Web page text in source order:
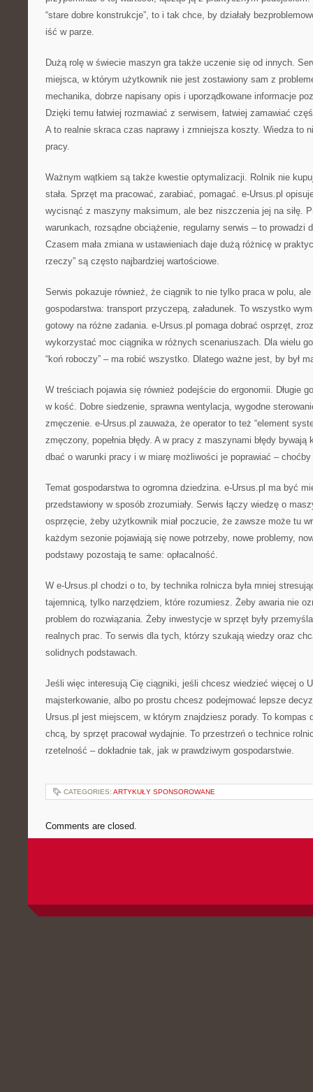
“stare dobre konstrukcje”, to i tak chce, by działały
iść w parze.
Dużą rolę w świecie maszyn gra także uczenie się od innych.
miejsca, w którym użytkownik nie jest zostawiony sam z
mechanika, dobrze napisany opis i uporządkowane informacje
Dzięki temu łatwiej rozmawiać z serwisem, łatwiej zamawiać
A to realnie skraca czas naprawy i zmniejsza koszty. Wiedza to
pracy.
Ważnym wątkiem są także kwestie optymalizacji. Rolnik nie
stała. Sprzęt ma pracować, zarabiać, pomagać. e-Ursus.pl
wycisnąć z maszyny maksimum, ale bez niszczenia jej na siłę.
warunkach, rozsądne obciążenie, regularny serwis – to prowadzi
Czasem mała zmiana w ustawieniach daje dużą różnicę w
rzeczy” są często najbardziej wartościowe.
Serwis pokazuje również, że ciągnik to nie tylko praca w polu, ale
gospodarstwa: transport przyczepą, załadunek. To wszystko
gotowy na różne zadania. e-Ursus.pl pomaga dobrać osprzęt,
wykorzystać moc ciągnika w różnych scenariuszach. Dla wielu
“koń roboczy” – ma robić wszystko. Dlatego ważne jest, by był
W treściach pojawia się również podejście do ergonomii. Długie
w kość. Dobre siedzenie, sprawna wentylacja, wygodne
zmęczenie. e-Ursus.pl zauważa, że operator to też “element
zmęczony, popełnia błędy. A w pracy z maszynami błędy
dbać o warunki pracy i w miarę możliwości je poprawiać –
Temat gospodarstwa to ogromna dziedzina. e-Ursus.pl ma być
przedstawiony w sposób zrozumiały. Serwis łączy wiedzę o
osprzęcie, żeby użytkownik miał poczucie, że zawsze może tu
każdym sezonie pojawiają się nowe potrzeby, nowe problemy,
podstawy pozostają te same: opłacalność.
W e-Ursus.pl chodzi o to, by technika rolnicza była mniej
tajemnicą, tylko narzędziem, które rozumiesz. Żeby awaria nie
problem do rozwiązania. Żeby inwestycje w sprzęt były
realnych prac. To serwis dla tych, którzy szukają wiedzy oraz
solidnych podstawach.
Jeśli więc interesują Cię ciągniki, jeśli chcesz wiedzieć więcej o
majsterkowanie, albo po prostu chcesz podejmować lepsze
Ursus.pl jest miejscem, w którym znajdziesz porady. To kompas
chcą, by sprzęt pracował wydajnie. To przestrzeń o technice
rzetelność – dokładnie tak, jak w prawdziwym gospodarstwie.
CATEGORIES: ARTYKUŁY SPONSOROWANE
Comments are closed.